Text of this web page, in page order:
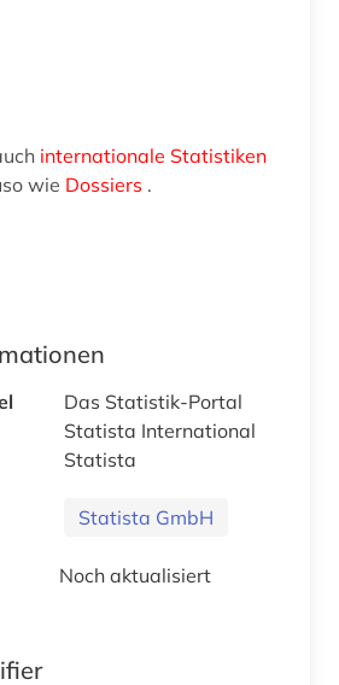
internationale Statistiken
wie Dossiers .
Das Statistik-Portal
Statista International
Statista
Statista GmbH
Noch aktualisiert